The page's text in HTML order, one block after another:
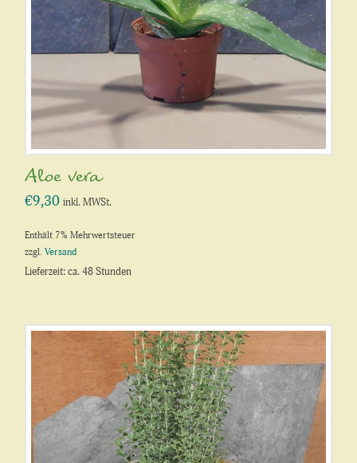
Aloe vera
€9,30 inkl. MWSt.
Enthält 7% Mehrwertsteuer
zzgl.Versand
Lieferzeit: ca. 48 Stunden